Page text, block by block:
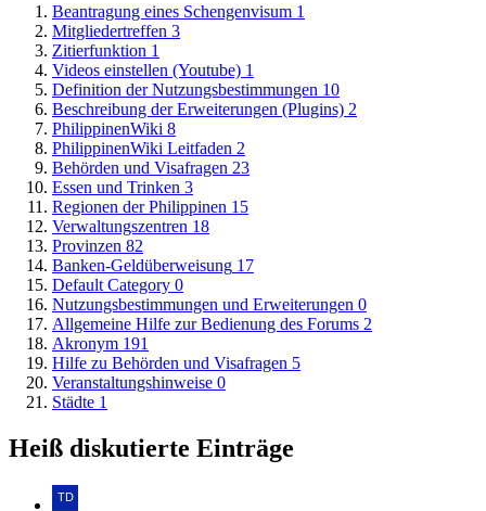
Beantragung eines Schengenvisum 1
Mitgliedertreffen 3
Zitierfunktion 1
Videos einstellen (Youtube) 1
Definition der Nutzungsbestimmungen 10
Beschreibung der Erweiterungen (Plugins) 2
PhilippinenWiki 8
PhilippinenWiki Leitfaden 2
Behörden und Visafragen 23
Essen und Trinken 3
Regionen der Philippinen 15
Verwaltungszentren 18
Provinzen 82
Banken-Geldüberweisung 17
Default Category 0
Nutzungsbestimmungen und Erweiterungen 0
Allgemeine Hilfe zur Bedienung des Forums 2
Akronym 191
Hilfe zu Behörden und Visafragen 5
Veranstaltungshinweise 0
Städte 1
Heiß diskutierte Einträge